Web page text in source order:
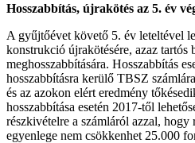
Hosszabbítás, újrakötés az 5. év
A gyűjtőévet követő 5. év leteltével
konstrukció újrakötésére, azaz tartós
meghosszabbítására. Hosszabbítás
hosszabbításra kerülő TBSZ
és az azokon elért eredmény
hosszabbítása esetén 2017-től
részkivételre a számláról azzal, hogy
egyenlege nem csökkenhet 25.000